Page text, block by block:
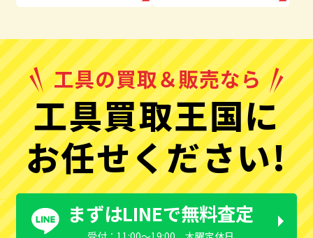
工具買取王国に
お任せください!
まずはLINEで無料査定